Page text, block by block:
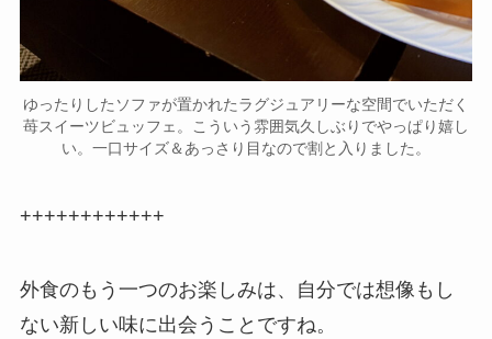
ゆったりしたソファが置かれたラグジュアリーな空間でいただく
苺スイーツビュッフェ。こういう雰囲気久しぶりでやっぱり嬉し
い。一口サイズ＆あっさり目なので割と入りました。
++++++++++++
外食のもう一つのお楽しみは、自分では想像もし
ない新しい味に出会うことですね。